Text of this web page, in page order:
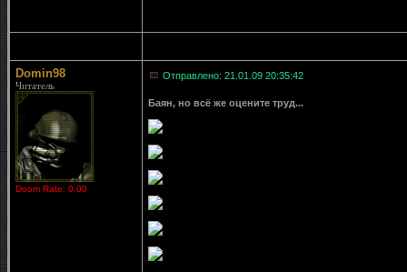
Domin98
Читатель
Doom Rate: 0.00
Отправлено: 21.01.09 20:35:42
Баян, но всё же оцените труд...